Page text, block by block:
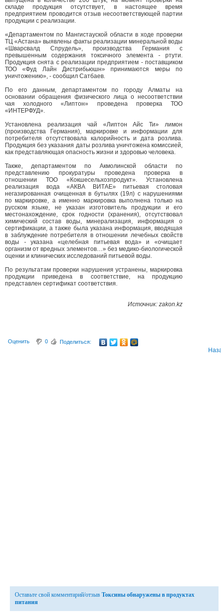
складе продукция отсутствует, в настоящее время
предприятием проводится отзыв несоответствующей партии
продукции с реализации.
«Департаментом по Мангистауской области в ходе проверки
ТЦ «Астана» выявлены факты реализации минеральной воды
«Шварсвалд Спрудель», производства Германия с
превышенным содержания токсичного элемента - ртути.
Продукция снята с реализации предприятием - поставщиком
ТОО «Фуд Лайн Дистрибьюшн» принимаются меры по
уничтожению», - сообщил Сатбаев.
По его данным, департаментом по городу Алматы на
основании обращения физического лица о несоответствии
чая холодного «Липтон» проведена проверка ТОО
«ИНТЕРФУД».
Установлена реализация чай «Липтон Айс Ти» лимон
(производства Германия), маркировке и информации для
потребителя отсутствовала калорийность и дата розлива.
Продукция без указания даты розлива уничтожена комиссией,
как представляющая опасность жизни и здоровью человека.
Также, департаментом по Акмолинской области по
представлению прокуратуры проведена проверка в
отношении ТОО «Кокшесельхозпродукт». Установлена
реализация вода «АКВА ВИТАЕ» питьевая столовая
негазированная очищенная в бутылях (19л) с нарушениями
по маркировке, а именно маркировка выполнена только на
русском языке, не указан изготовитель продукции и его
местонахождение, срок годности (хранения), отсутствовал
химический состав воды, минерализация, информация о
сертификации, а также была указана информация, вводящая
в заблуждение потребителя в отношении лечебных свойств
воды - указана «целебная питьевая вода» и «очищает
организм от вредных элементов…» без медико-биологической
оценки и клинических исследований питьевой воды.
По результатам проверки нарушения устранены, маркировка
продукции приведена в соответствие, на продукцию
представлен сертификат соответствия.
Источник: zakon.kz
Оценить 0 Поделиться:
Оставьте свой комментарий/отзыв Токсины обнаружены в продуктах
питания